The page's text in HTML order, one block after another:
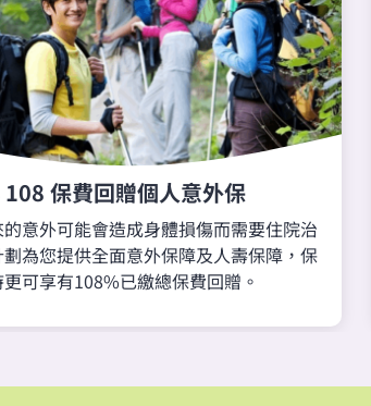
108 保費回贈個人意外保
意外可能會造成身體損傷而需要住院治
為您提供全面意外保障及人壽保障，保
可享有108%已繳總保費回贈。